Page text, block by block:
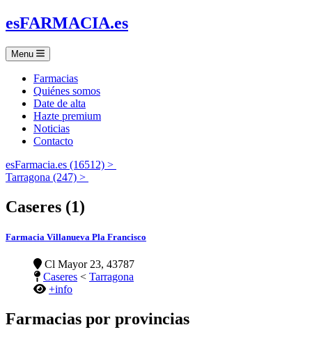
esFARMACIA.es
Menu
Farmacias
Quiénes somos
Date de alta
Hazte premium
Noticias
Contacto
esFarmacia.es (16512) >
Tarragona (247) >
Caseres (1)
Farmacia Villanueva Pla Francisco
Cl Mayor 23, 43787
Caseres < Tarragona
+info
Farmacias por provincias